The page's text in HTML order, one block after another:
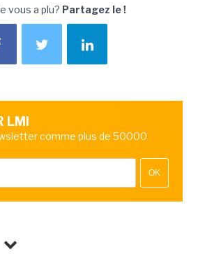
vous a plu? Partagez le !
LMI
comme plus de 50000
OK